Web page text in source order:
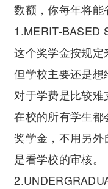
数额，你每年将能
1.MERIT-BASED
这个奖学金按规定
但学校主要还是想
对于学费是比较难
在校的所有学生
奖学金，不用另
是看学校的审核。